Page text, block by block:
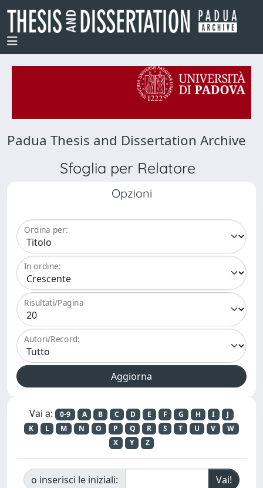
Padua Thesis and Dissertation Archive
Sfoglia per Relatore
Opzioni
Ordina per:
In ordine:
Risultati/Pagina
Autori/Record:
Vai a: 0-9 A B C D E F G H I
J
K
L M N O P Q R S T U V
W
X
Y Z
o inserisci le iniziali: